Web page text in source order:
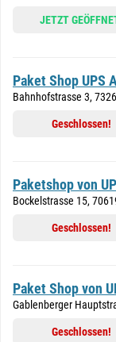
JETZT
Paket Shop UPS
Bahnhofstrasse 3,
Geschlossen!
Paketshop von
Bockelstrasse 15,
Geschlossen!
Paket Shop von
Gablenberger
Geschlossen!